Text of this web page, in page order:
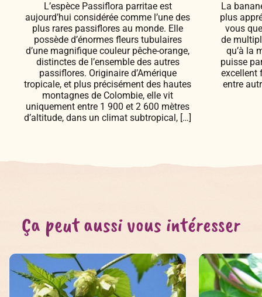
L’espèce Passiflora parritae est
aujourd’hui considérée comme l’une des
plus rares passiflores au monde. Elle
possède d’énormes fleurs tubulaires
d’une magnifique couleur pêche-orange,
distinctes de l’ensemble des autres
passiflores. Originaire d’Amérique
tropicale, et plus précisément des hautes
montagnes de Colombie, elle vit
uniquement entre 1 900 et 2 600 mètres
d’altitude, dans un climat subtropical, […]
La
plus
vous
de
qu’à la
puisse
excellent
entre
Ça peut aussi vous intéresser